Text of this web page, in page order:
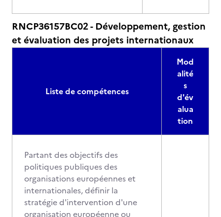
RNCP36157BC02 - Développement, gestion
et évaluation des projets internationaux
Liste de compétences
Mod
alité
s
d'év
alua
tion
Partant des objectifs des
politiques publiques des
organisations européennes et
internationales, définir la
stratégie d'intervention d'une
organisation européenne ou